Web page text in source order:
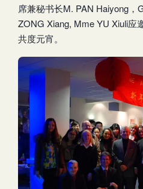
席兼秘书长M. PAN Haiyong，
ZONG Xiang, Mme YU Xiuli应
共度元宵。